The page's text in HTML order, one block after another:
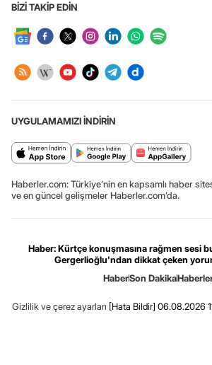
BİZİ TAKİP EDİN
UYGULAMAMIZI İNDİRİN
Haberler.com: Türkiye’nin en kapsamlı haber
ve en güncel gelişmeler Haberler.com’da.
Haber: Kürtçe konuşmasına rağmen sesi
Gergerlioğlu'ndan dikkat çeken
HaberSon Dakika
Gizlilik ve çerez ayarları [Hata Bildir] 06.08.2026